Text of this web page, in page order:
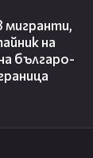
мигранти,
на
българо-